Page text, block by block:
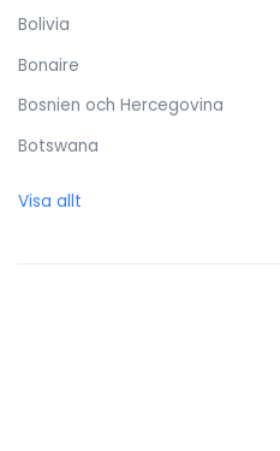
Bolivia
Bonaire
Bosnien och Hercegovina
Botswana
Brunei Darussalam
Visa allt